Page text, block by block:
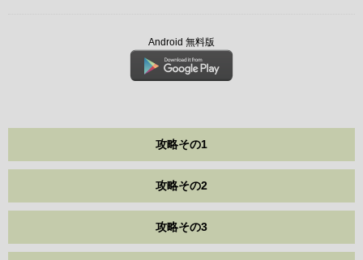
Android 無料版
攻略その1
攻略その2
攻略その3